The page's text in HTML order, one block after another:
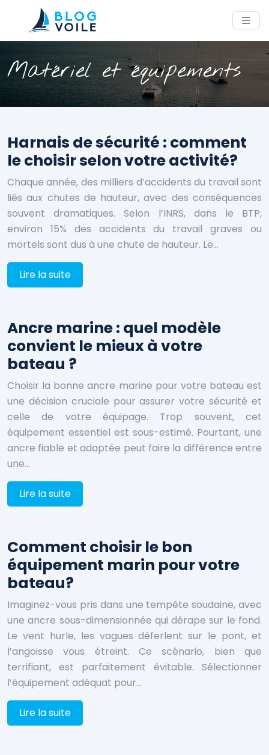
Matériel et équipements
Harnais de sécurité : comment
le choisir selon votre activité?
Chaque année, des milliers d’accidents du travail sont
liés aux chutes de hauteur, avec des conséquences
souvent dramatiques. Selon l’INRS, dans le BTP,
environ 15% des accidents du travail graves ou
mortels sont dus à une chute de hauteur. Le…
Lire la suite
Ancre marine : quel modèle
convient le mieux à votre
bateau ?
Choisir la bonne ancre marine pour votre bateau est
une décision cruciale pour assurer votre sécurité et
celle de votre équipage. Trop souvent, cet
équipement essentiel est sous-estimé. Pourtant, une
ancre fiable et adaptée peut faire la différence entre
une…
Lire la suite
Comment choisir le bon
équipement marin pour votre
bateau?
Imaginez-vous pris dans une tempête soudaine, avec
une ancre sous-dimensionnée qui dérape sur le fond.
Le vent hurle, les vagues déferlent sur le pont, et
l’angoisse vous étreint. Ce scénario, bien que
terrifiant, est parfaitement évitable. Sélectionner
l’équipement adéquat pour…
Lire la suite